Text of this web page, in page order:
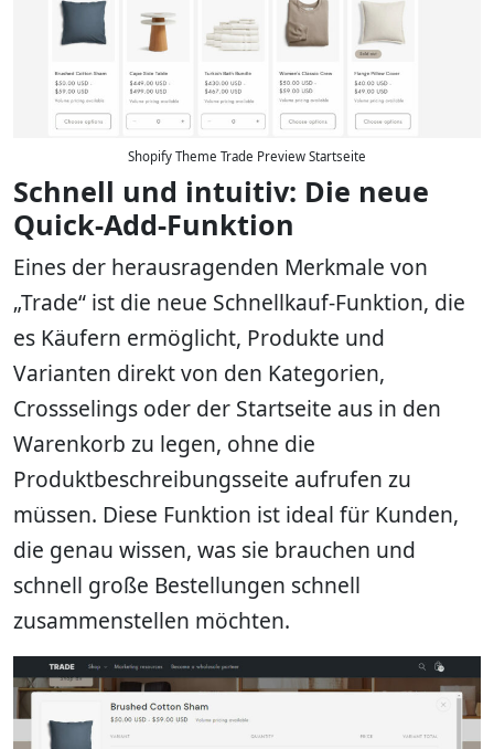
Shopify Theme Trade Preview Startseite
Schnell und intuitiv: Die neue
Quick-Add-Funktion
Eines der herausragenden Merkmale von
„Trade“ ist die neue Schnellkauf-Funktion, die
es Käufern ermöglicht, Produkte und
Varianten direkt von den Kategorien,
Crossselings oder der Startseite aus in den
Warenkorb zu legen, ohne die
Produktbeschreibungsseite aufrufen zu
müssen. Diese Funktion ist ideal für Kunden,
die genau wissen, was sie brauchen und
schnell große Bestellungen schnell
zusammenstellen möchten.